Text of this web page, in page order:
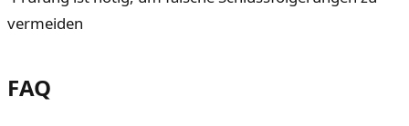
vermeiden
FAQ